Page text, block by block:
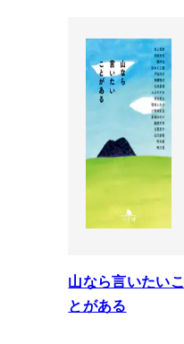
山なら言いたいこ
とがある